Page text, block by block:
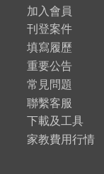
加入會員
刊登案件
填寫履歷
重要公告
常見問題
聯繫客服
下載及工具
家教費用行情